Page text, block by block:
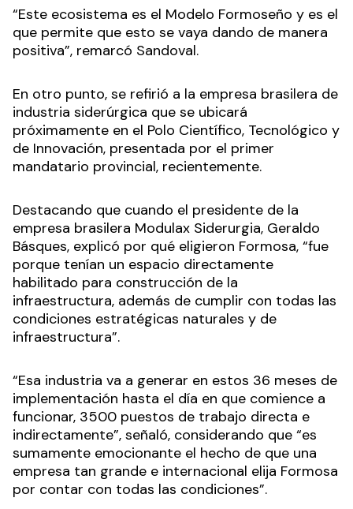
“Este ecosistema es el Modelo Formoseño y es el
que permite que esto se vaya dando de manera
positiva”, remarcó Sandoval.
En otro punto, se refirió a la empresa brasilera de
industria siderúrgica que se ubicará
próximamente en el Polo Científico, Tecnológico y
de Innovación, presentada por el primer
mandatario provincial, recientemente.
Destacando que cuando el presidente de la
empresa brasilera Modulax Siderurgia, Geraldo
Básques, explicó por qué eligieron Formosa, “fue
porque tenían un espacio directamente
habilitado para construcción de la
infraestructura, además de cumplir con todas las
condiciones estratégicas naturales y de
infraestructura”.
“Esa industria va a generar en estos 36 meses de
implementación hasta el día en que comience a
funcionar, 3500 puestos de trabajo directa e
indirectamente”, señaló, considerando que “es
sumamente emocionante el hecho de que una
empresa tan grande e internacional elija Formosa
por contar con todas las condiciones”.